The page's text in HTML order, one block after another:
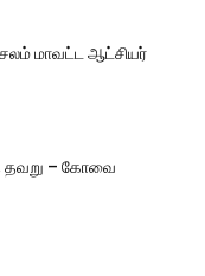
மாவட்ட ஆட்சியர்
தவறு – கோவை